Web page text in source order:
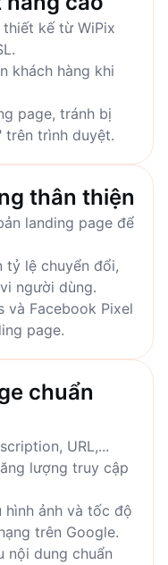
kế từ WiPix
khách hàng khi
page, tránh bị
trên trình duyệt.
thân thiện
landing page để
tỷ lệ chuyển đổi,
người dùng.
và Facebook Pixel
page.
chuẩn
URL,...
lượng truy cập
ảnh và tốc độ
trên Google.
nội dung chuẩn